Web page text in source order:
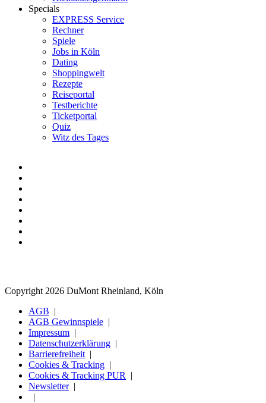
Specials
EXPRESS Service
Rechner
Spiele
Jobs in Köln
Dating
Shoppingwelt
Rezepte
Reiseportal
Testberichte
Ticketportal
Quiz
Witz des Tages
Copyright 2026 DuMont Rheinland, Köln
AGB
AGB Gewinnspiele
Impressum
Datenschutzerklärung
Barrierefreiheit
Cookies & Tracking
Cookies & Tracking PUR
Newsletter